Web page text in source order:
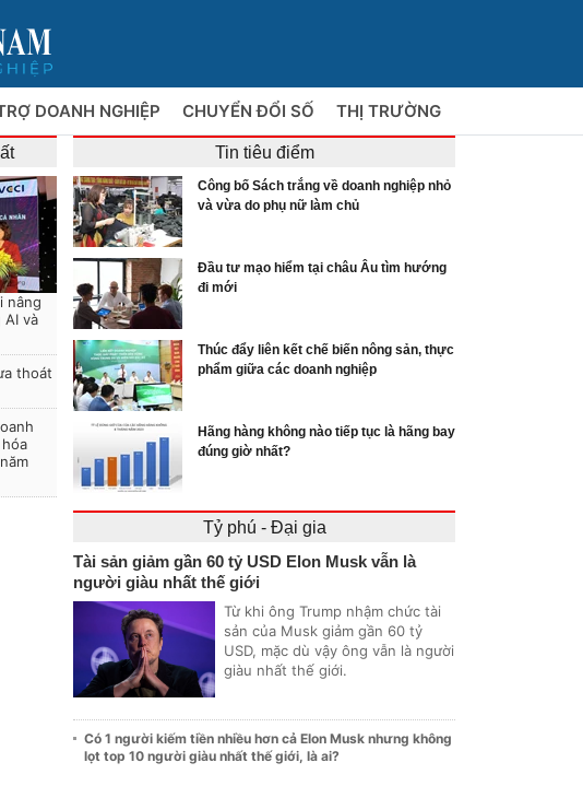
DOANH NGHIỆP CHUYỂN ĐỔI SỐ THỊ TRƯỜNG
nâng
AI và
thoát
Tin tiêu điểm
Công bố Sách trắng về doanh nghiệp nhỏ
và vừa do phụ nữ làm chủ
Đầu tư mạo hiểm tại châu Âu tìm hướng
đi mới
Thúc đẩy liên kết chế biến nông sản, thực
phẩm giữa các doanh nghiệp
Hãng hàng không nào tiếp tục là hãng bay
đúng giờ nhất?
Tỷ phú - Đại gia
Tài sản giảm gần 60 tỷ USD Elon Musk vẫn là
người giàu nhất thế giới
Từ khi ông Trump nhậm chức tài
sản của Musk giảm gần 60 tỷ
USD, mặc dù vậy ông vẫn là người
giàu nhất thế giới.
Có 1 người kiếm tiền nhiều hơn cả Elon Musk nhưng không
lọt top 10 người giàu nhất thế giới, là ai?